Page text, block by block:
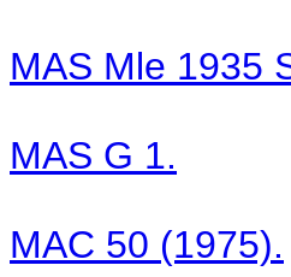
MAS Mle 1935
MAS G 1.
MAC 50 (1975).